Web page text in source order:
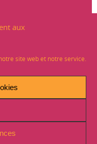
aux
site web et notre service.